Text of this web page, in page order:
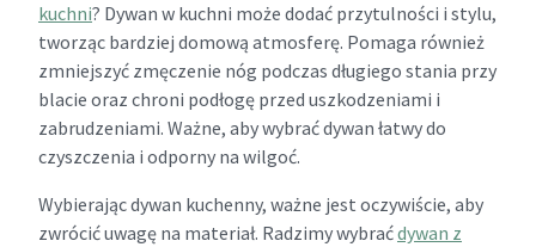
kuchni? Dywan w kuchni może dodać przytulności i stylu,
tworząc bardziej domową atmosferę. Pomaga również
zmniejszyć zmęczenie nóg podczas długiego stania przy
blacie oraz chroni podłogę przed uszkodzeniami i
zabrudzeniami. Ważne, aby wybrać dywan łatwy do
czyszczenia i odporny na wilgoć.
Wybierając dywan kuchenny, ważne jest oczywiście, aby
zwrócić uwagę na materiał. Radzimy wybraćdywan z